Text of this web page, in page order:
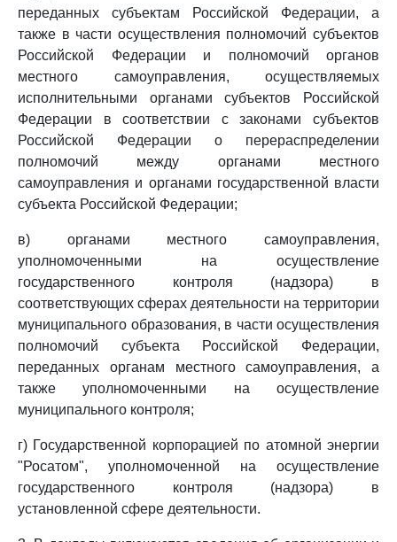
переданных субъектам Российской Федерации, а
также в части осуществления полномочий субъектов
Российской Федерации и полномочий органов
местного самоуправления, осуществляемых
исполнительными органами субъектов Российской
Федерации в соответствии с законами субъектов
Российской Федерации о перераспределении
полномочий между органами местного
самоуправления и органами государственной власти
субъекта Российской Федерации;
в) органами местного самоуправления,
уполномоченными на осуществление
государственного контроля (надзора) в
соответствующих сферах деятельности на территории
муниципального образования, в части осуществления
полномочий субъекта Российской Федерации,
переданных органам местного самоуправления, а
также уполномоченными на осуществление
муниципального контроля;
г) Государственной корпорацией по атомной энергии
"Росатом", уполномоченной на осуществление
государственного контроля (надзора) в
установленной сфере деятельности.